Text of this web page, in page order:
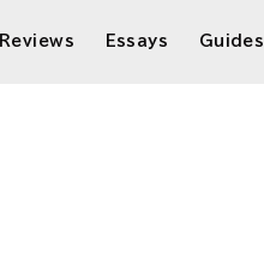
Reviews Essays Guides